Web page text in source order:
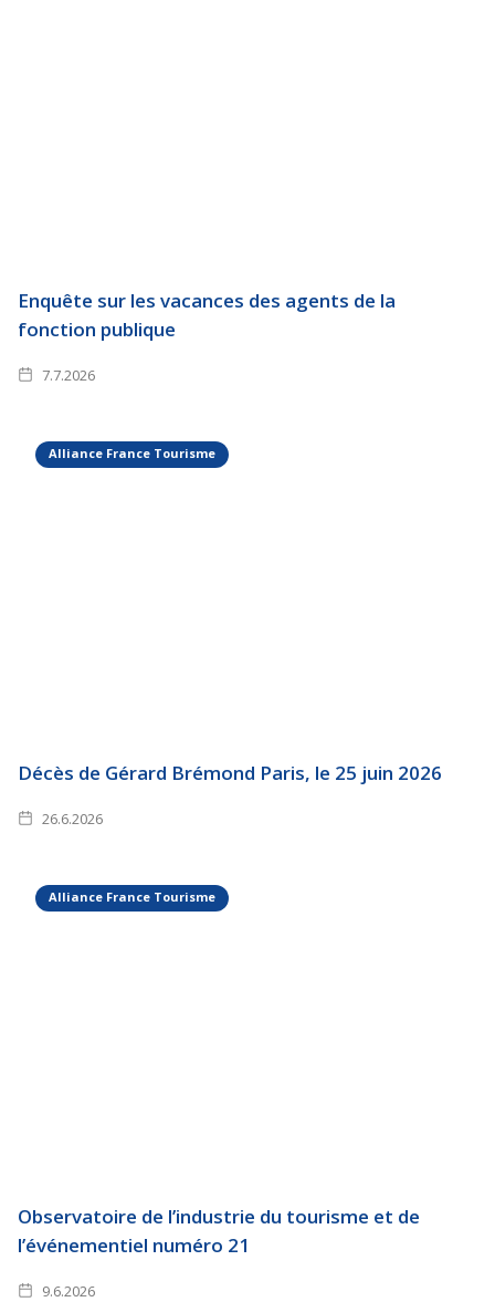
Enquête sur les vacances des agents de la
fonction publique
7.7.2026
Alliance France Tourisme
Décès de Gérard Brémond Paris, le 25 juin 2026
26.6.2026
Alliance France Tourisme
Observatoire de l’industrie du tourisme et de
l’événementiel numéro 21
9.6.2026